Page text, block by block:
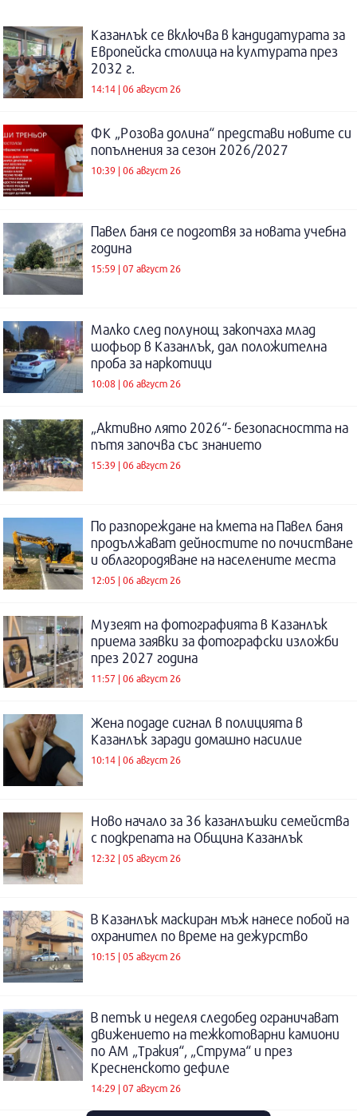
Казанлък се включва в кандидатурата за
Европейска столица на културата през
2032 г.
14:14 | 06 август 26
ФК „Розова долина“ представи новите си
попълнения за сезон 2026/2027
10:39 | 06 август 26
Павел баня се подготвя за новата учебна
година
15:59 | 07 август 26
Малко след полунощ закопчаха млад
шофьор в Казанлък, дал положителна
проба за наркотици
10:08 | 06 август 26
„Активно лято 2026“- безопасността на
пътя започва със знанието
15:39 | 06 август 26
По разпореждане на кмета на Павел баня
продължават дейностите по почистване
и облагородяване на населените места
12:05 | 06 август 26
Музеят на фотографията в Казанлък
приема заявки за фотографски изложби
през 2027 година
11:57 | 06 август 26
Жена подаде сигнал в полицията в
Казанлък заради домашно насилие
10:14 | 06 август 26
Ново начало за 36 казанлъшки семейства
с подкрепата на Община Казанлък
12:32 | 05 август 26
В Казанлък маскиран мъж нанесе побой на
охранител по време на дежурство
10:15 | 05 август 26
В петък и неделя следобед ограничават
движението на тежкотоварни камиони
по АМ „Тракия“, „Струма“ и през
Кресненското дефиле
14:29 | 07 август 26